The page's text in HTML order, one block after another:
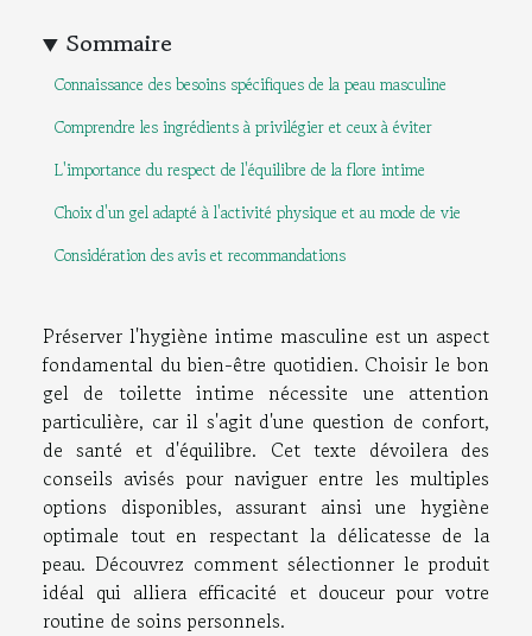
Sommaire
Connaissance des besoins spécifiques de la peau masculine
Comprendre les ingrédients à privilégier et ceux à éviter
L'importance du respect de l'équilibre de la flore intime
Choix d'un gel adapté à l'activité physique et au mode de vie
Considération des avis et recommandations
Préserver l'hygiène intime masculine est un aspect
fondamental du bien-être quotidien. Choisir le bon
gel de toilette intime nécessite une attention
particulière, car il s'agit d'une question de confort,
de santé et d'équilibre. Cet texte dévoilera des
conseils avisés pour naviguer entre les multiples
options disponibles, assurant ainsi une hygiène
optimale tout en respectant la délicatesse de la
peau. Découvrez comment sélectionner le produit
idéal qui alliera efficacité et douceur pour votre
routine de soins personnels.